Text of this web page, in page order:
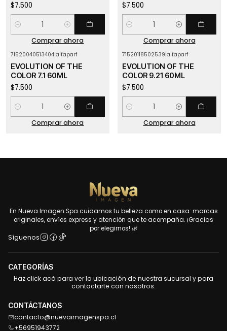
$7.500
Cantidad
Comprar ahora
$7.500
Cantidad
Comprar ahora
71520040513404|alfaparf
EVOLUTION OF THE
COLOR 7.1 60ML
$7.500
Cantidad
Comprar ahora
71520118502539|alfaparf
EVOLUTION OF THE
COLOR 9.21 60ML
$7.500
Cantidad
Comprar ahora
En Nueva Imagen Spa cuidamos tu belleza como en casa: marcas
originales, envíos express y atención que te acompaña. ¡Gracias
por elegirnos! 🌿
Síguenos
CATEGORÍAS
Haz click acá para ver la ubicación de nuestra sucursal y para
contactarte con nosotros.
CONTÁCTANOS
contacto@nuevaimagenspa.cl
+56951943772